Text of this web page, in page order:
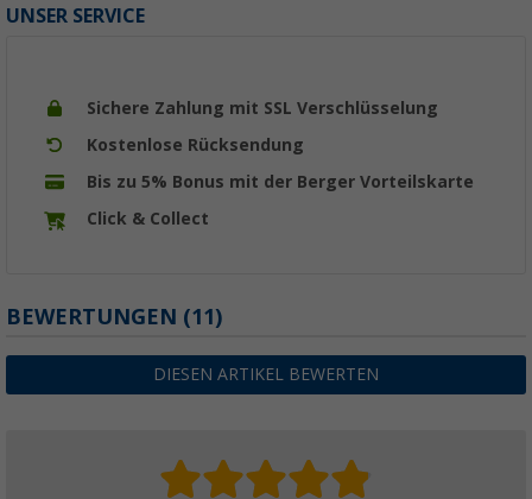
UNSER SERVICE
Sichere Zahlung mit SSL Verschlüsselung
Kostenlose Rücksendung
Bis zu 5% Bonus mit der Berger Vorteilskarte
Click & Collect
BEWERTUNGEN (11)
DIESEN ARTIKEL BEWERTEN